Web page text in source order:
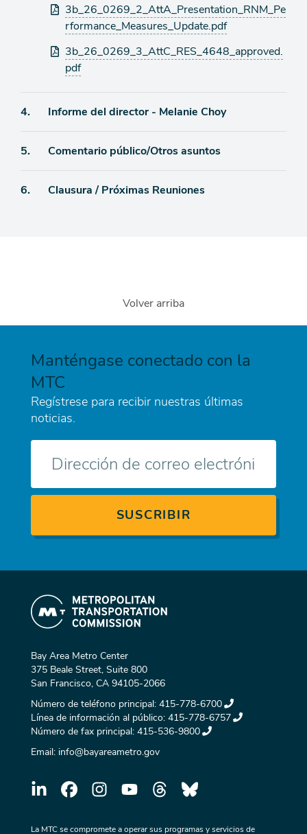
3b_26_0269_2_AttA_Presentation_RNM_Pe
rformance_Measures_Update.pdf
3b_26_0269_3_AttC_RES_4648_approved.
pdf
Ítem
agenda
4. Informe del director - Melanie Choy
Ítem
agenda
5. Comentario público/Otros asuntos
Ítem
6. Clausura / Próximas Reuniones
Volver arriba
Manténgase conectado con la
MTC
Regístrese para recibir nuestras últimas
noticias.
electrónico
Bay Area Metro Center
375 Beale Street, Suite 800
San Francisco, CA 94105-2066
Número de teléfono principal: 415-778-6700
Línea de información al público: 415-778-6757
Número de fax principal: 415-536-9800
Email: info@bayareametro.gov
La MTC se compromete a operar sus programas y servicios de